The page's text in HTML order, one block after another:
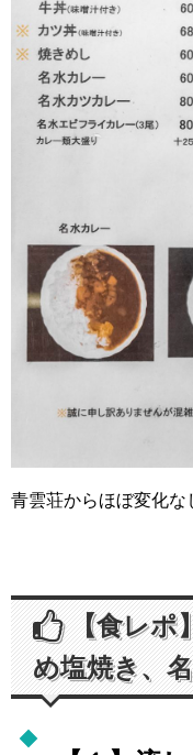
青雲荘からほぼ変化な
【食レポ
め塩焼き、